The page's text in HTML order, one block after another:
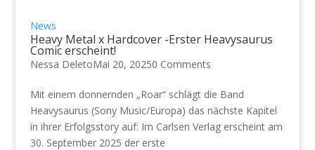
News
Heavy Metal x Hardcover -Erster Heavysaurus
Comic erscheint!
Nessa DeletoMai 20, 20250 Comments
Mit einem donnernden „Roar“ schlägt die Band
Heavysaurus (Sony Music/Europa) das nächste Kapitel
in ihrer Erfolgsstory auf: Im Carlsen Verlag erscheint am
30. September 2025 der erste